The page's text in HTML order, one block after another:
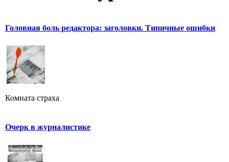
Головная боль редактора: заголовки. Типичные ошибки
Комната страха
Очерк в журналистике